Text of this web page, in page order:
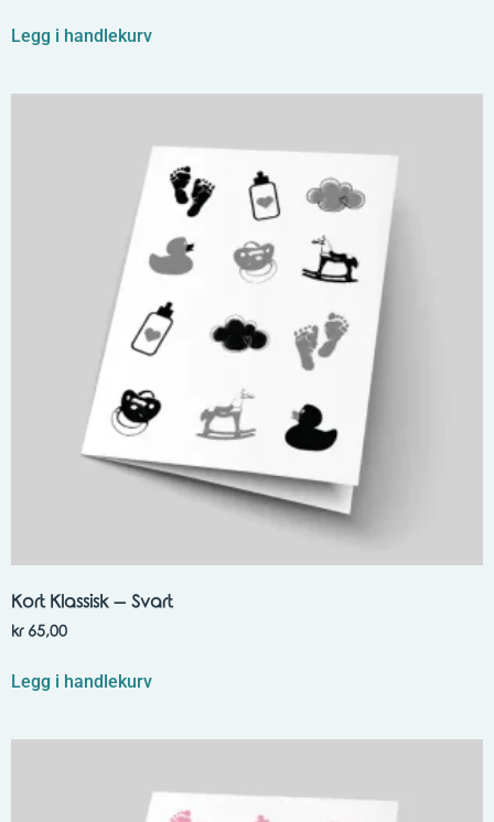
Legg i handlekurv
Kort Klassisk – Svart
kr65,00
Legg i handlekurv